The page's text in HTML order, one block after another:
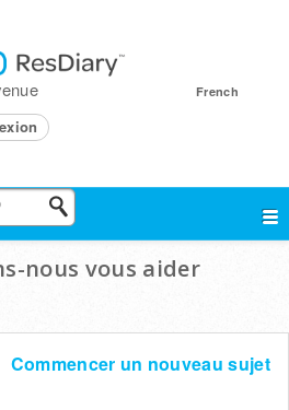
French
nous vous aider
Commencer un nouveau sujet